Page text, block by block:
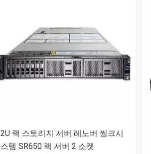
2U 랙 스토리지 서버 레노버 씽크시
스템 SR650 랙 서버 2 소켓